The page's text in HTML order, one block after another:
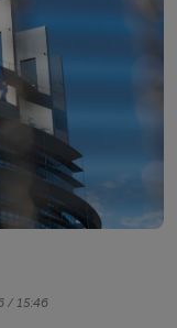
/ 15:46